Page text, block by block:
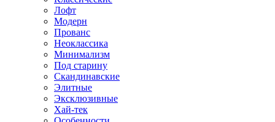
Лофт
Модерн
Прованс
Неоклассика
Минимализм
Под старину
Скандинавские
Элитные
Эксклюзивные
Хай-тек